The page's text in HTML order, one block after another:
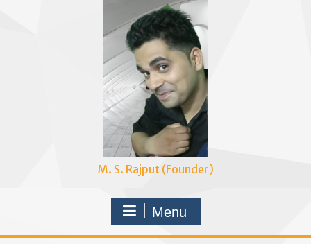
M. S. Rajput (Founder)
Menu